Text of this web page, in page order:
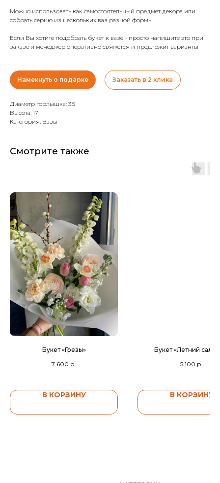
Можно использовать как самостоятельный предмет декора или
собрать серию из нескольких ваз разной формы.
Если Вы хотите подобрать букет к вазе - просто напишите это при
заказе и менеджер оперативно свяжется и предложит варианты
Намекнуть о подарке Заказать в 2 клика
Диаметр горлышка: 3.5
Высота: 17
Категория: Вазы
Смотрите также
Букет «Грезы»
7 600 р.
В КОРЗИНУ
Букет «Летний
5 100 р.
В КОРЗИНУ